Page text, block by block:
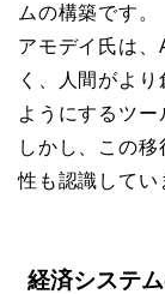
ムの構築です。
アモデイ氏は
く、人間がよ
ようにするツー
しかし、この
性も認識してい
経済システ